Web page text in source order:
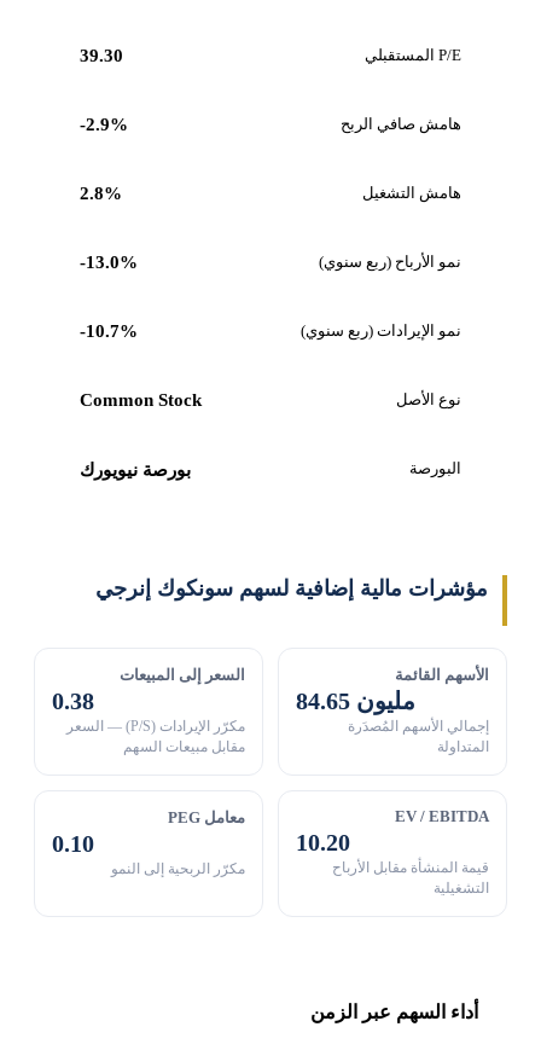
P/E المستقبلي 39.30
هامش صافي الربح -2.9%
هامش التشغيل 2.8%
نمو الأرباح (ربع سنوي) -13.0%
نمو الإيرادات (ربع سنوي) -10.7%
نوع الأصل Common Stock
البورصة بورصة نيويورك
مؤشرات مالية إضافية لسهم سونكوك إنرجي
الأسهم القائمة
84.65 مليون
إجمالي الأسهم المُصدَرة
المتداولة
السعر إلى المبيعات
0.38
مكرّر الإيرادات (P/S) — السعر
مقابل مبيعات السهم
EV / EBITDA
10.20
قيمة المنشأة مقابل الأرباح
التشغيلية
معامل PEG
0.10
مكرّر الربحية إلى النمو
أداء السهم عبر الزمن